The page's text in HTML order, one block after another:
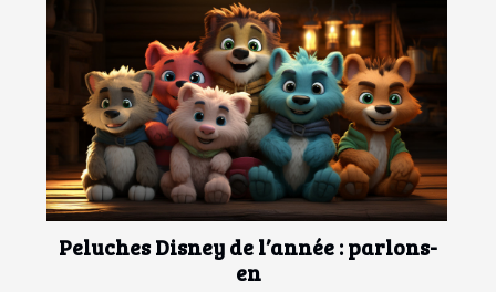
Peluches Disney de l’année : parlons-
en